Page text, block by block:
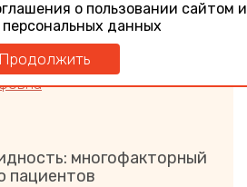
и возможности
компании Материа
многофакторный
пациентов
о пользовании сайтом и
персональных данных
Продолжить